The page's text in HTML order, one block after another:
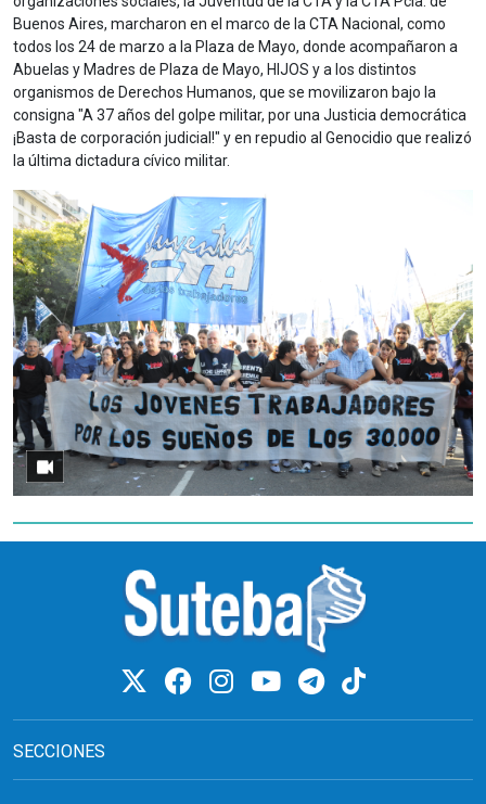
Buenos Aires, marcharon en el marco de la CTA Nacional, como
todos los 24 de marzo a la Plaza de Mayo, donde acompañaron a
Abuelas y Madres de Plaza de Mayo, HIJOS y a los distintos
organismos de Derechos Humanos, que se movilizaron bajo la
consigna "A 37 años del golpe militar, por una Justicia democrática
¡Basta de corporación judicial!" y en repudio al Genocidio que realizó
la última dictadura cívico militar.
SECCIONES